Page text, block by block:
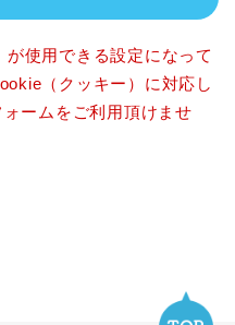
色変更 白 黒 青
使用できる設定になって
（クッキー）に対応し
ームをご利用頂けませ